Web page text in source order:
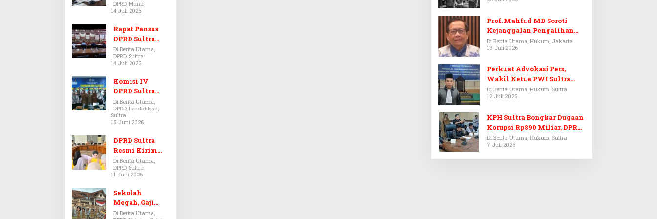
Dugaan Jual
Beli Tanah
Bermasalah di
Muna
DPRD, Muna
14 Juli 2026
Rapat Pansus
DPRD Sultra
Diskors Dua
Kali Akibat
Ketidakhadira
n Pj Sekda
Di Berita Utama,
DPRD, Sultra
14 Juli 2026
Komisi IV
DPRD Sultra
Kawal Hak
Guru,
Rencanakan
Pendidikan
Di Berita Utama,
DPRD, Pendidikan,
Sultra
15 Juni 2026
DPRD Sultra
Resmi Kirim
Aspirasi Tolak
Peraturan
BPOM No. 5
Tahun 2026 ke
Komisi IX DPR
Di Berita Utama,
DPRD, Sultra
11 Juni 2026
Sekolah
Megah, Gaji
Guru Berdarah-
Di Berita Utama,
Prof. Mahfud MD Soroti
Kejanggalan Pengalihan
Penyelidikan Tersangka
Febrie Adriansyah
Di Berita Utama, Hukum, Jakarta
13 Juli 2026
Perkuat Advokasi Pers,
Wakil Ketua PWI Sultra
Resmi Dilantik Menjadi
Advokat PERADI
Di Berita Utama, Hukum, Sultra
12 Juli 2026
KPH Sultra Bongkar Dugaan
Korupsi Rp890 Miliar, DPRD
Sultra Gelar RDP
Di Berita Utama, Hukum, Sultra
7 Juli 2026